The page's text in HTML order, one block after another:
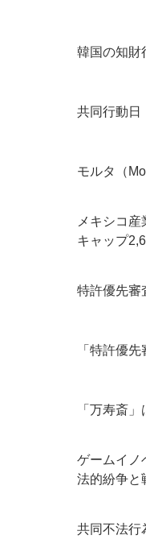
韓国の知財
共同行動日
モルタ（
メキシコ
キャップ
特許優先審
「特許優
「万寿斎
ゲームイノ
法的紛争と
共同不法行